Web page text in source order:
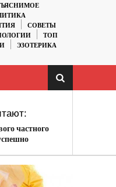
СОВЕТЫ
ТОП
ЭЗОТЕРИКА
частного